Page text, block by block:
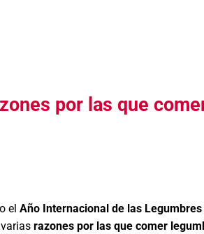
por las que
el Año Internacional de las Legumbres
razones por las que comer